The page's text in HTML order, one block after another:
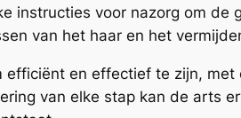
instructies voor nazorg om de
van het haar en het
efficiënt en effectief te zijn,
van elke stap kan de arts